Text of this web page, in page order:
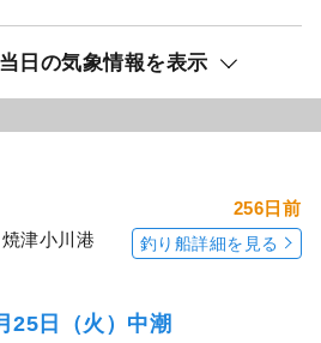
日の気象情報を表示
津小川港
256日前
釣り船詳細を見る
25日（火）中潮